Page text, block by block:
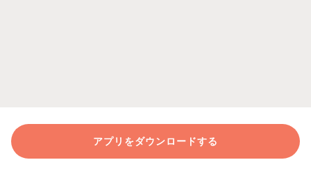
アプリをダウンロードする